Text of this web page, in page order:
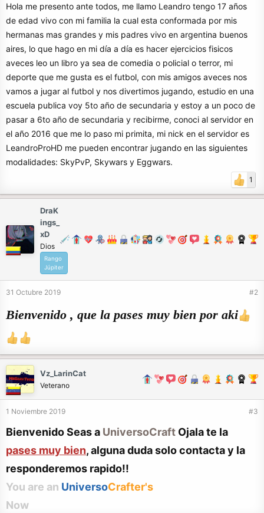
i
c
i
Hola me presento ante todos, me llamo Leandro tengo 17 años
de edad vivo con mi familia la cual esta conformada por mis
hermanas mas grandes y mis padres vivo en argentina buenos
aires, lo que hago en mi día a día es hacer ejercicios fisicos
aveces leo un libro ya sea de comedia o policial o terror, mi
deporte que me gusta es el futbol, con mis amigos aveces nos
vamos a jugar al futbol y nos divertimos jugando, estudio en una
escuela publica voy 5to año de secundaria y estoy a un poco de
pasar a 6to año de secundaria y recibirme, conoci al servidor en
el año 2016 que me lo paso mi primita, mi nick en el servidor es
LeandroProHD me pueden encontrar jugando en las siguientes
modalidades: SkyPvP, Skywars y Eggwars.
1
DraK
ings_
xD
Dios
Rango
Júpiter
31 Octubre 2019 #2
Bienvenido , que la pases muy bien por aki
Vz_LarinCat
Veterano
1 Noviembre 2019 #3
Bienvenido Seas a UniversoCraft Ojala te la
pases muy bien, alguna duda solo contacta y la
responderemos rapido!!
You are an UniversoCrafter's
Now